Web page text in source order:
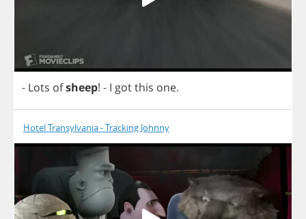
- Lots ofsheep! - I gotthis one.
Hotel Transylvania - Tracking Johnny